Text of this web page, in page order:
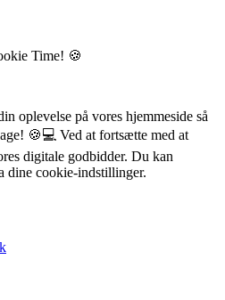
Time! 🍪
oplevelse på vores hjemmeside så
🍪💻 Ved at fortsætte med at
digitale godbidder. Du kan
dine cookie-indstillinger.